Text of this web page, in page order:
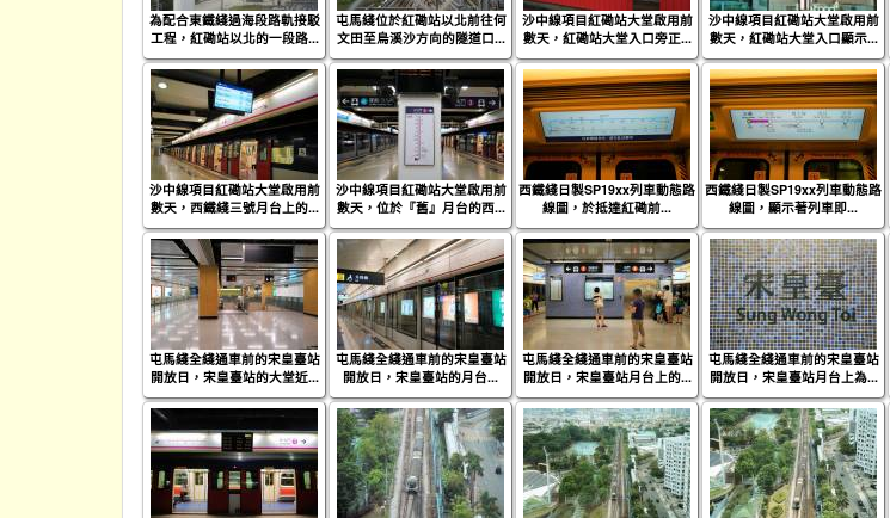
為配合東鐵綫過海段路軌接駁
工程，紅磡站以北的一段路...
屯馬綫位於紅磡站以北前往何
文田至烏溪沙方向的隧道口...
沙中線項目紅磡站大堂啟用前
數天，紅磡站大堂入口旁正...
沙中線項目紅磡站大堂啟用前
數天，紅磡站大堂入口顯示...
沙中線項目紅磡站大堂啟用前
數天，西鐵綫三號月台上的...
沙中線項目紅磡站大堂啟用前
數天，位於『舊』月台的西...
西鐵綫日製SP19xx列車動態路
線圖，於抵達紅磡前...
西鐵綫日製SP19xx列車動態路
線圖，顯示著列車即...
屯馬綫全綫通車前的宋皇臺站
開放日，宋皇臺站的大堂近...
屯馬綫全綫通車前的宋皇臺站
開放日，宋皇臺站的月台...
屯馬綫全綫通車前的宋皇臺站
開放日，宋皇臺站月台上的...
屯馬綫全綫通車前的宋皇臺站
開放日，宋皇臺站月台上為...